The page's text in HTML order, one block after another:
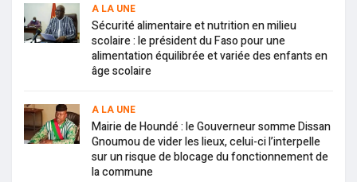
A LA UNE
Sécurité alimentaire et nutrition en milieu
scolaire : le président du Faso pour une
alimentation équilibrée et variée des enfants en
âge scolaire
A LA UNE
Mairie de Houndé : le Gouverneur somme Dissan
Gnoumou de vider les lieux, celui-ci l’interpelle
sur un risque de blocage du fonctionnement de
la commune